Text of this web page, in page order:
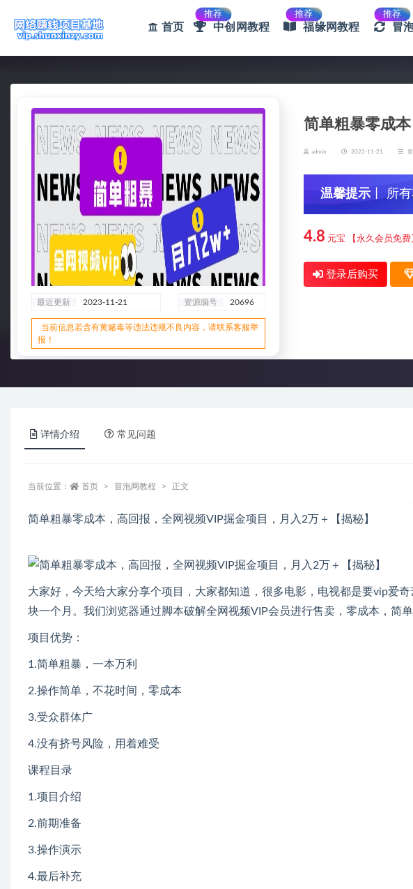
首页
推荐
中创网教程
推荐
福缘网教程
推荐
冒
最近更新 2023-11-21 资源编号 20696
当前信息若含有黄赌毒等违法违规不良内容，请联系客服举
报！
简单粗暴零成
admin 2023-11-21
温馨提示 丨 所
信，谨防上当受
4.8 元宝 【永久会员免
登录后购买
详情介绍 常见问题
当前位置： 首页 冒泡网教程 正文
简单粗暴零成本，高回报，全网视频VIP掘金项目，月入2万＋【揭秘】
大家好，今天给大家分享个项目，大家都知道，很多电影，电视都是要vip爱
块一个月。我们浏览器通过脚本破解全网视频VIP会员进行售卖，零成本，简单
项目优势：
1.简单粗暴，一本万利
2.操作简单，不花时间，零成本
3.受众群体广
4.没有挤号风险，用着难受
课程目录
1.项目介绍
2.前期准备
3.操作演示
4.最后补充